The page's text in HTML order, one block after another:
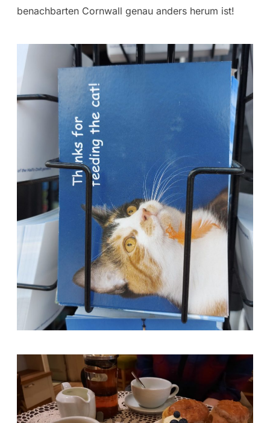
benachbarten Cornwall genau anders herum ist!